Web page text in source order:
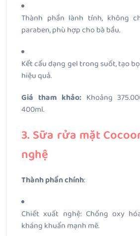
Thành phần lành tính, không
paraben, phù hợp cho bà bầu.
Kết cấu dạng gel trong suốt, tạo
hiệu quả.
Giá tham khảo: Khoảng
400ml.
3. Sữa rửa mặt
nghệ
Thành phần chính:
Chiết xuất nghệ: Chống oxy
kháng khuẩn mạnh mẽ.